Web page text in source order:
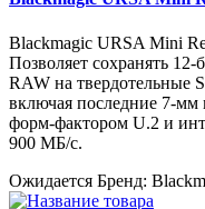
Blackmagic URSA Mini
Позволяет сохранять
RAW на твердотельные
включая последние 7-мм
форм-фактором U.2 и
900 МБ/с.
Ожидается Бренд: